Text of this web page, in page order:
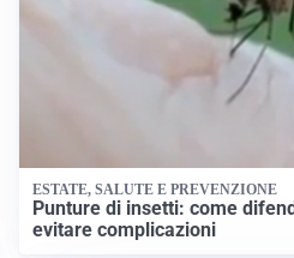
ESTATE, SALUTE E PREVENZIONE
Punture di insetti: come
evitare complicazioni